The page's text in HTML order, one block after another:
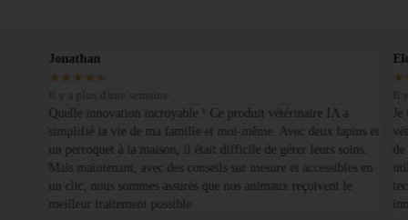
Jonathan
★ ★ ★ ★ ★
Il y a plus d'une semaine
Quelle innovation incroyable ! Ce produit vétérinaire IA a
simplifié la vie de ma famille et moi-même. Avec deux lapins et
un perroquet à la maison, il était difficile de gérer leurs soins.
Mais maintenant, avec des conseils sur mesure et accessibles en
un clic, nous sommes assurés que nos animaux reçoivent le
meilleur traitement possible
★
Il